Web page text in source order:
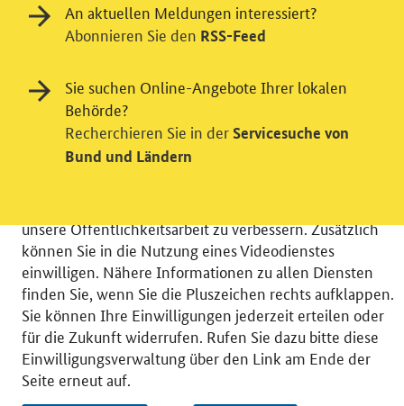
© 2026 Bundesministerium für Wirtschaft und Energie
RSS
Benutzerhinweise
Inhaltsverzeichnis
Impressum
Barrierefreiheit
Datenschutz
Einwilligungsverwaltung
Einwilligung in Tracking und / oder
Videodienst
Wir bitten Sie an dieser Stelle um Ihre Einwilligung für
verschiedene Zusatzdienste unserer Webseite: Wir
unsere Öffentlichkeitsarbeit zu verbessern. Zusätzlich
können Sie in die Nutzung eines Videodienstes
einwilligen. Nähere Informationen zu allen Diensten
finden Sie, wenn Sie die Pluszeichen rechts aufklappen.
Sie können Ihre Einwilligungen jederzeit erteilen oder
für die Zukunft widerrufen. Rufen Sie dazu bitte diese
Einwilligungsverwaltung über den Link am Ende der
Seite erneut auf.
An aktuellen Meldungen interessiert?
Abonnieren Sie den RSS-Feed
Sie suchen Online-Angebote Ihrer lokalen
Behörde?
Recherchieren Sie in der Servicesuche von
Bund und Ländern